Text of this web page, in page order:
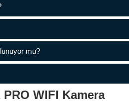
mu?
WIFI Kamera